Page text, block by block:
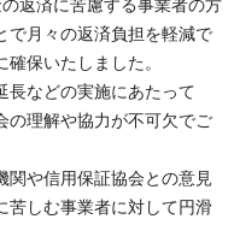
返済に苦慮する事業者の方
で月々の返済負担を軽減で
保いたしました。
長などの実施にあたって
の理解や協力が不可欠でご
関や信用保証協会との意見
苦しむ事業者に対して円滑